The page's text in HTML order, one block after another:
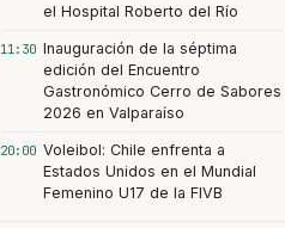
el Hospital Roberto del Río
11:30 Inauguración de la séptima
edición del Encuentro
Gastronómico Cerro de Sabores
2026 en Valparaíso
20:00 Voleibol: Chile enfrenta a
Estados Unidos en el Mundial
Femenino U17 de la FIVB